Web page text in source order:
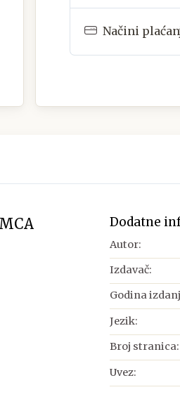
Načini
Dodatne
Autor:
Izdavač:
Godina
Jezik:
Broj stranica:
Uvez: